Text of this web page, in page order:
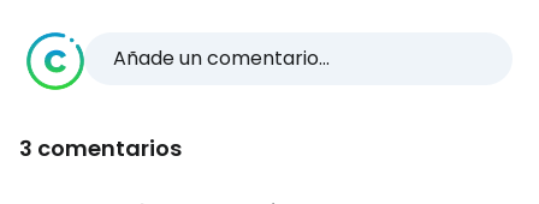
Añade un comentario...
3 comentarios